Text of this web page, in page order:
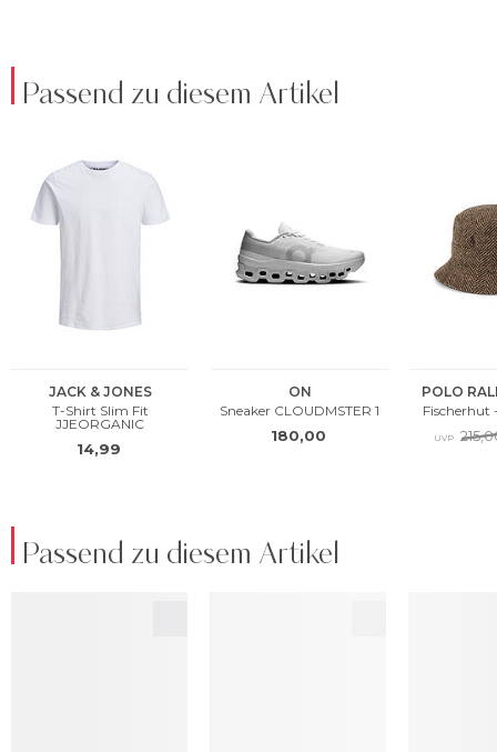
Passend zu diesem Artikel
Passend zu diesem Artikel